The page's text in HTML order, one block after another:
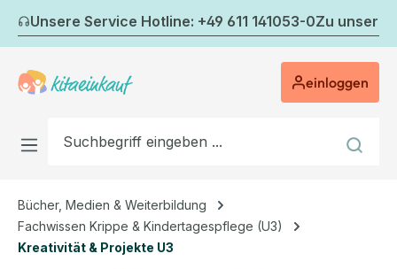
Zum Hauptinhalt springen
Unsere Service Hotline: +49 611 141053-0Zu
einloggen
Bücher, Medien & Weiterbildung
Fachwissen Krippe & Kindertagespflege (U3)
Kreativität & Projekte U3